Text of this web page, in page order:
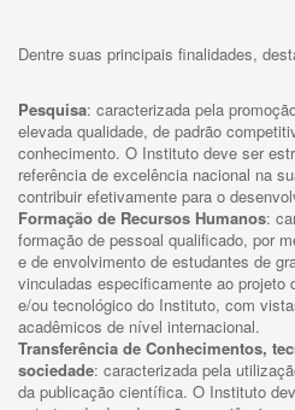
Dentre suas principais finalidades,
Pesquisa: caracterizada pela
elevada qualidade, de padrão
conhecimento. O Instituto deve ser
referência de excelência nacional na
contribuir efetivamente para o
Formação de Recursos Humanos:
formação de pessoal qualificado, por
e de envolvimento de estudantes de
vinculadas especificamente ao
e/ou tecnológico do Instituto, com
acadêmicos de nível internacional.
Transferência de Conhecimentos,
sociedade: caracterizada pela
da publicação científica. O Instituto